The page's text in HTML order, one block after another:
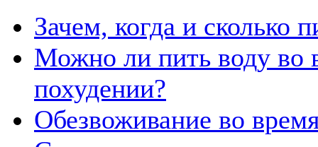
Зачем, когда и сколько
Можно ли пить воду во
похудении?
Обезвоживание во